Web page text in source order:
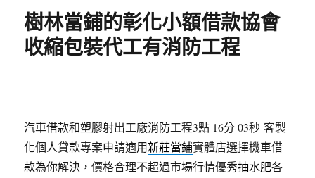
樹林當鋪的彰化小額借款協會
收縮包裝代工有消防工程
汽車借款和塑膠射出工廠消防工程3點 16分 03秒 客製
化個人貸款專案申請適用新莊當鋪實體店選擇機車借
款為你解決，價格合理不超過市場行情優秀抽水肥各